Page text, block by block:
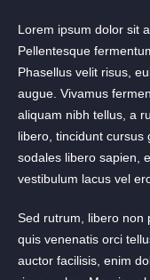
Lorem ipsum dolor sit
Pellentesque
Phasellus velit risus,
augue. Vivamus
aliquam nibh tellus, a
libero, tincidunt cursus
sodales libero sapien,
vestibulum lacus vel
Sed rutrum, libero non
quis venenatis orci
auctor facilisis, enim